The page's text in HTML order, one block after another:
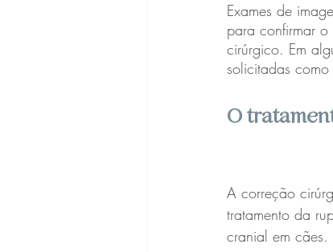
Exames de
para confirmar
cirúrgico. Em
solicitadas como
O
A correção
tratamento da
cranial em cães.